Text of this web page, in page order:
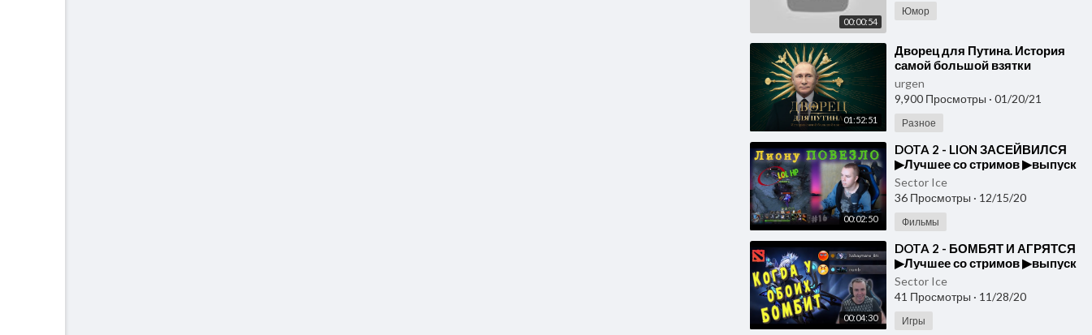
00:00:54
Юмор
01:52:51
⁣Дворец для Путина. История
самой большой взятки
urgen
9,900 Просмотры · 01/20/21
Разное
00:02:50
⁣DOTA 2 - LION ЗАСЕЙВИЛСЯ
▶Лучшее со стримов ▶выпуск
#16
Sector Ice
36 Просмотры · 12/15/20
Фильмы
00:04:30
⁣DOTA 2 - БОМБЯТ И АГРЯТСЯ
▶Лучшее со стримов ▶выпуск
#15
Sector Ice
41 Просмотры · 11/28/20
Игры